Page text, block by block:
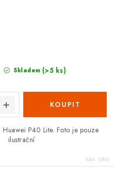
Skladem (>5 ks)
P40 Lite. Foto je pouze
ilustrační
Kód: 3596